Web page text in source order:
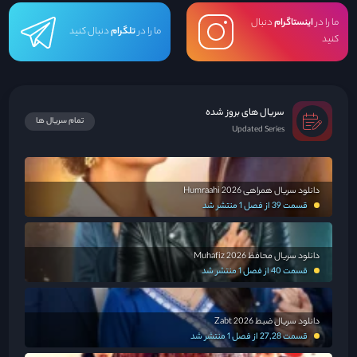
ما را دراینستاگرامدنبال
کنید
ما را درتلگرامدنبال کنید
سریال های بروز شده
Updated Series
تمام سریال ها
دانلود سریال همراهی Humraahi 2026
قسمت 39 از فصل 1 منتشر شد
دانلود سریال محافظ Muhafiz 2026
قسمت 40 از فصل 1 منتشر شد
دانلود سریال ضبط Zabt 2026
قسمت 27,28 از فصل 1 منتشر شد